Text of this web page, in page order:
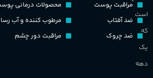
است
که
یک
دهه
مراقبت پوست
ضد آفتاب
ضد چروک
محصولات درمانی
مرطوب کننده و آب
مراقبت دور چشم